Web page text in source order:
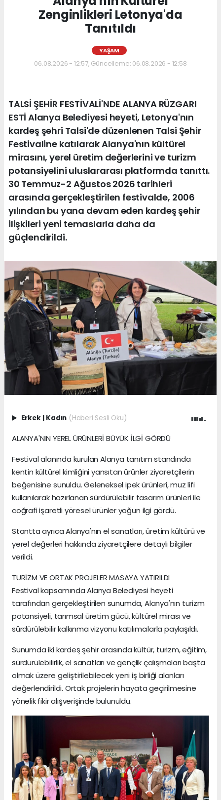
Zenginlikleri Letonya'da
Tanıtıldı
YAŞAM
06.08.2026 - 12:57, Güncelleme: 06.08.2026 - 12:58
TALSİ ŞEHİR FESTİVALİ'NDE ALANYA RÜZGARI
ESTİ Alanya Belediyesi heyeti, Letonya'nın
kardeş şehri Talsi'de düzenlenen Talsi Şehir
Festivaline katılarak Alanya'nın kültürel
mirasını, yerel üretim değerlerini ve turizm
potansiyelini uluslararası platformda tanıttı.
30 Temmuz-2 Ağustos 2026 tarihleri
arasında gerçekleştirilen festivalde, 2006
yılından bu yana devam eden kardeş şehir
ilişkileri yeni temaslarla daha da
güçlendirildi.
Erkek | Kadın (Haberi Sesli Oku)
ALANYA'NIN YEREL ÜRÜNLERİ BÜYÜK İLGİ GÖRDÜ
Festival alanında kurulan Alanya tanıtım standında
kentin kültürel kimliğini yansıtan ürünler ziyaretçilerin
beğenisine sunuldu. Geleneksel ipek ürünleri, muz lifi
kullanılarak hazırlanan sürdürülebilir tasarım ürünleri ile
coğrafi işaretli yöresel ürünler yoğun ilgi gördü.
Stantta ayrıca Alanya'nın el sanatları, üretim kültürü ve
yerel değerleri hakkında ziyaretçilere detaylı bilgiler
verildi.
TURİZM VE ORTAK PROJELER MASAYA YATIRILDI
Festival kapsamında Alanya Belediyesi heyeti
tarafından gerçekleştirilen sunumda, Alanya'nın turizm
potansiyeli, tarımsal üretim gücü, kültürel mirası ve
sürdürülebilir kalkınma vizyonu katılımcılarla paylaşıldı.
Sunumda iki kardeş şehir arasında kültür, turizm, eğitim,
sürdürülebilirlik, el sanatları ve gençlik çalışmaları başta
olmak üzere geliştirilebilecek yeni iş birliği alanları
değerlendirildi. Ortak projelerin hayata geçirilmesine
yönelik fikir alışverişinde bulunuldu.